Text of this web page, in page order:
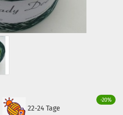
-20%
22-24 Tage